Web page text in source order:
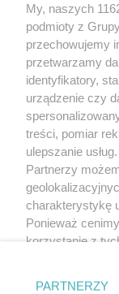
Żaden utwór
rozpowszechniany
tym także
eksploatacji w
bez pisemnej zgody
wykorzystanie
bez właściwej zgody,
prawnie.
My, naszych
podmioty z
przechowujemy
przetwarzamy
identyfikatory,
urządzenie czy
treści, pomiar
ulepszanie
Partnerzy
charakterystykę
Ponieważ
korzystanie z
zmienić/
PARTNERZY